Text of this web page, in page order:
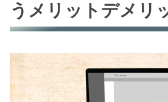
うメリットデメリ